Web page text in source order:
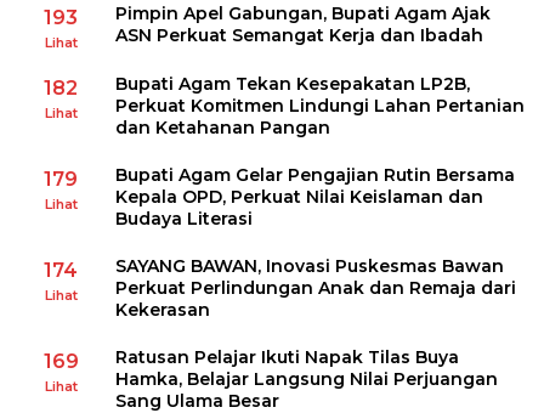
193
Lihat
Pimpin Apel Gabungan, Bupati Agam Ajak
ASN Perkuat Semangat Kerja dan Ibadah
182
Lihat
Bupati Agam Tekan Kesepakatan LP2B,
Perkuat Komitmen Lindungi Lahan Pertanian
dan Ketahanan Pangan
179
Lihat
Bupati Agam Gelar Pengajian Rutin Bersama
Kepala OPD, Perkuat Nilai Keislaman dan
Budaya Literasi
174
Lihat
SAYANG BAWAN, Inovasi Puskesmas Bawan
Perkuat Perlindungan Anak dan Remaja dari
Kekerasan
169
Lihat
Ratusan Pelajar Ikuti Napak Tilas Buya
Hamka, Belajar Langsung Nilai Perjuangan
Sang Ulama Besar